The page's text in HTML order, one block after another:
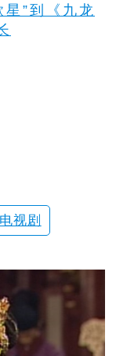
星”到《九龙
视剧